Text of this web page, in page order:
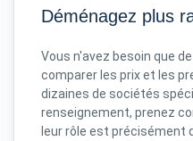
Déménagez plus
Vous n'avez besoin que
comparer les prix et les
dizaines de sociétés
renseignement, prenez
leur rôle est précisément